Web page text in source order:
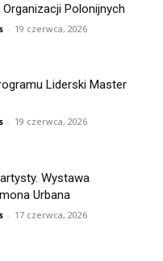
Polonijnych
- 19 czerwca, 2026
Liderski Master
- 19 czerwca, 2026
Wystawa
Urbana
- 17 czerwca, 2026